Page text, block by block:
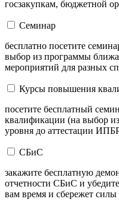
госзакупкам, бюджетной
Семинар
бесплатно посетите
выбор из программы
мероприятий для разных
Курсы повышения
посетите бесплатный
квалификации (на выбор
уровня до аттестации
СБиС
закажите бесплатную
отчетности СБиС и
вам время и сбережет